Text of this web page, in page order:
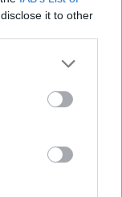
it to other
που ενισχύει
επίσης το
Φύσης
τις ορμόνες,
στην
στο